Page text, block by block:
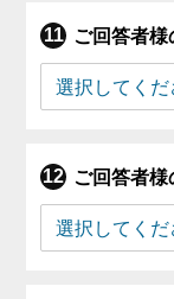
ご回答者様
ご回答者様